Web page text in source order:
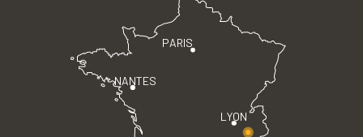
PARIS
LYON
NANTES